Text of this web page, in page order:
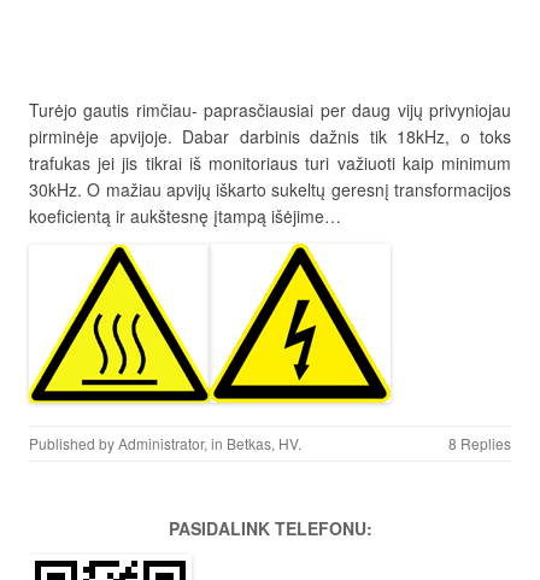
Turėjo gautis rimčiau- paprasčiausiai per daug vijų privyniojau
pirminėje apvijoje. Dabar darbinis dažnis tik 18kHz, o toks
trafukas jei jis tikrai iš monitoriaus turi važiuoti kaip minimum
30kHz. O mažiau apvijų iškarto sukeltų geresnį transformacijos
koeficientą ir aukštesnę įtampą išėjime…
Published byAdministrator, in Betkas, HV. 8 Replies
PASIDALINK TELEFONU: